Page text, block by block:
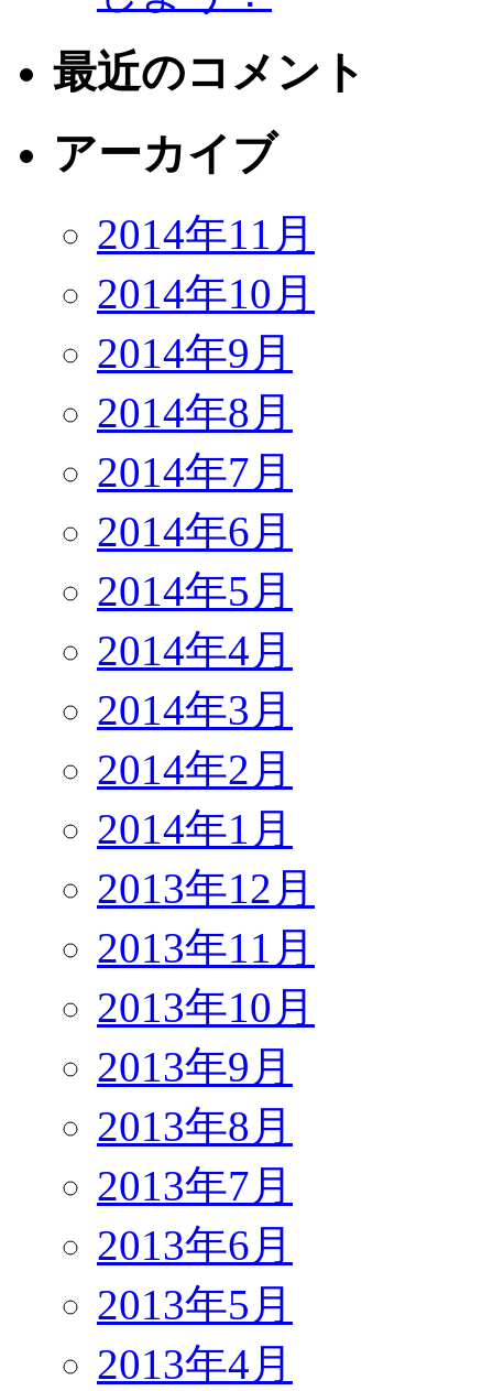
最近のコメント
アーカイブ
2014年11月
2014年10月
2014年9月
2014年8月
2014年7月
2014年6月
2014年5月
2014年4月
2014年3月
2014年2月
2014年1月
2013年12月
2013年11月
2013年10月
2013年9月
2013年8月
2013年7月
2013年6月
2013年5月
2013年4月